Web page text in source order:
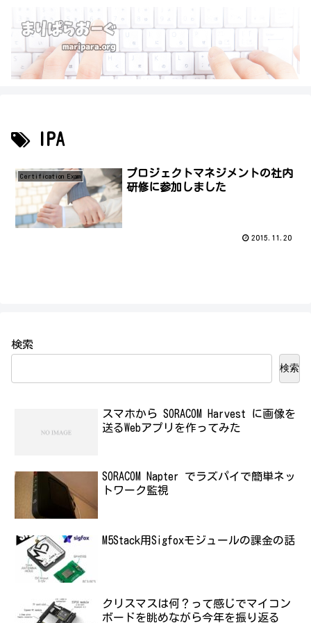
IPA
Certification Exam
プロジェクトマネジメントの社内
研修に参加しました
2015.11.20
検索
検索
スマホから SORACOM Harvest に画像を
送るWebアプリを作ってみた
SORACOM Napter でラズパイで簡単ネッ
トワーク監視
M5Stack用Sigfoxモジュールの課金の話
クリスマスは何？って感じでマイコン
ボードを眺めながら今年を振り返る